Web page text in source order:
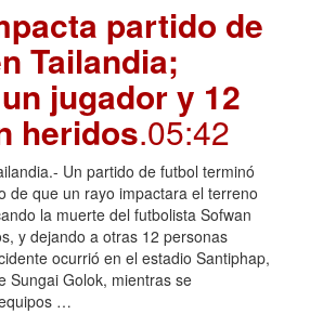
partido de
Tailandia;
jugador y 12
heridos.05:42
Un partido de futbol terminó
de que un rayo impactara el terreno
la muerte del futbolista Sofwan
y dejando a otras 12 personas
ocurrió en el estadio Santiphap,
Sungai Golok, mientras se
…